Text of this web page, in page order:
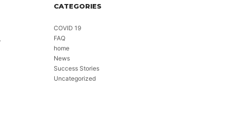
CATEGORIES
COVID 19
FAQ
home
News
Success Stories
Uncategorized